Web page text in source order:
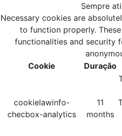
Sempre
Necessary cookies are
to function properly.
functionalities and security
Cookie
Duração
cookielawinfo-
checbox-analytics
11
months